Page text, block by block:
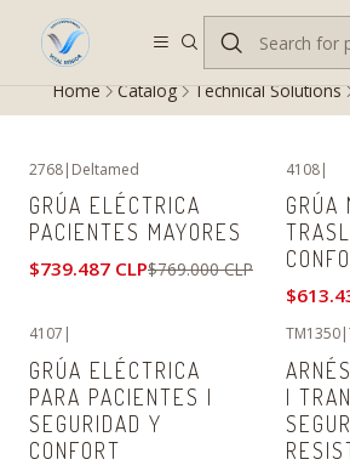
Despacho gratis en RM desde
Home Catalog Technical Solutions
-4%
No disponible
2768| Deltamed
GRÚA ELÉCTRICA
PACIENTES MAYORES
$739.487 CLP$769.000 CLP
-2%
4108|
GRÚA
4107 |
GRÚA ELÉCTRICA
PARA PACIENTES |
SEGURIDAD Y
CONFORT
TM1350|
|